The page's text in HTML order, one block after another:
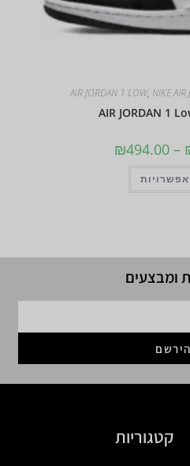
AIR JORDAN 1 LOW, NIKE AIR
AIR JORDAN 1
–
₪494.00
ומבצעים
קטגוריות